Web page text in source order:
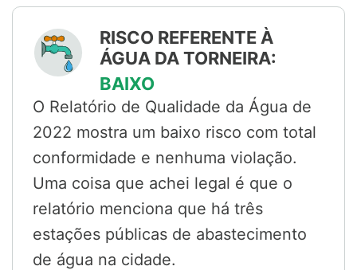
RISCO REFERENTE À
ÁGUA DA TORNEIRA:
BAIXO
O Relatório de Qualidade da Água de
2022 mostra um baixo risco com total
conformidade e nenhuma violação.
Uma coisa que achei legal é que o
relatório menciona que há três
estações públicas de abastecimento
de água na cidade.